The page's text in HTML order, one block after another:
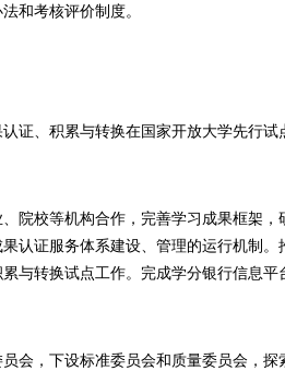
和考核评价制度。
证、积累与转换在国家开放大学先行
院校等机构合作，完善学习成果框架
认证服务体系建设、管理的运行机制
与转换试点工作。完成学分银行信息
会，下设标准委员会和质量委员会，